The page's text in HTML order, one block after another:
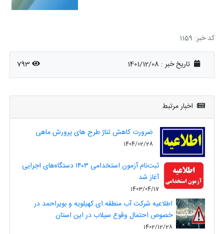
کد خبر: 1159
تاریخ خبر : 1401/12/08 793
اخبار مرتبط
ضرورت کاهش تناژ طرح های پرورش ماهی
1404/02/28
ثبت‌نام آزمون استخدامی ۱۴۰۳ دستگاه‌های اجرایی
آغاز شد
1403/04/17
اطلاعیه شرکت آب منطقه ای کهیلویه و بویراحمد در
خصوص احتمال وقوع سیلاب در این استان
1402/12/28